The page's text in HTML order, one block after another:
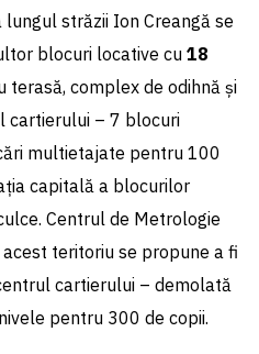
străzii Ion Creangă se
blocuri locative cu 18
terasă, complex de odihnă și
cartierului – 7 blocuri
multietajate pentru 100
capitală a blocurilor
Centrul de Metrologie
teritoriu se propune a fi
cartierului – demolată
pentru 300 de copii.